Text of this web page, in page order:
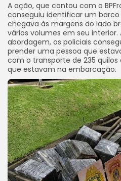
A ação, que contou com o
conseguiu identificar um barco
chegava às margens do lado
vários volumes em seu interior.
abordagem, os policiais
prender uma pessoa que
com o transporte de 235
que estavam na embarcação.